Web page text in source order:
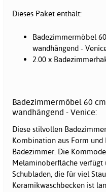
Dieses Paket enthält:
Badezimmermöbel
wandhängend -
2.00 x
Badezimmermöbel 60
wandhängend - Venice:
Diese stilvollen
Kombination aus Form
Badezimmer. Die
Melaminoberfläche verfügt
Schubladen, die für viel
Keramikwaschbecken ist